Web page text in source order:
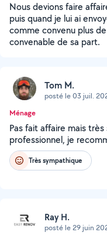
Nous devions faire
puis quand je lui ai
comme convenu plus
convenable de sa part.
Tom M.
posté le 03 juil.
Ménage
Pas fait affaire mais
professionnel, je
Très sympathique
Ray H.
posté le 29 juin